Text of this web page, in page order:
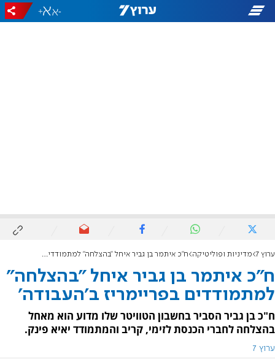
-
+
ערוץ 7 מדיניות ופוליטיקה ח"כ איתמר בן גביר איחל "בהצלחה" למתמודדים בפריימריז ב'העבודה'
ח"כ איתמר בן גביר איחל "בהצלחה"
למתמודדים בפריימריז ב'העבודה'
ח"כ בן גביר הסביר בחשבון הטוויטר שלו מדוע הוא מאחל
בהצלחה לחברי הכנסת לזימי, קריב והמתמודד יאיא פינק.
ערוץ 7